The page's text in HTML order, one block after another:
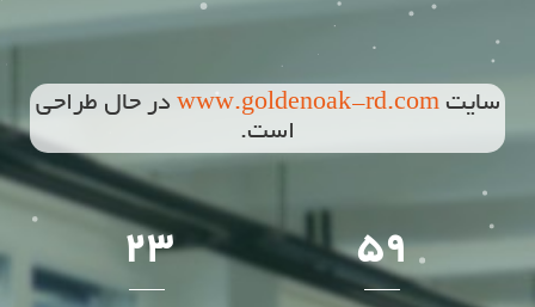
سایتwww.goldenoak-rd.com در حال طراحی
است.
23 59